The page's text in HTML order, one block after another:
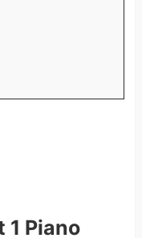
1 Piano